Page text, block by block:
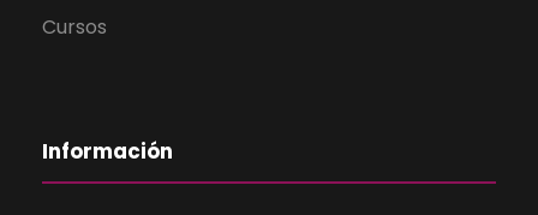
Cursos
Información